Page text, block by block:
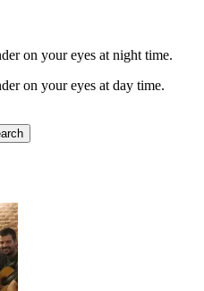
on your eyes at night time.
on your eyes at day time.